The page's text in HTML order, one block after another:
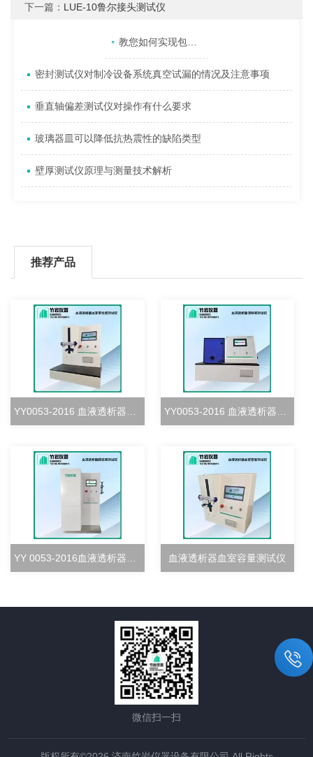
下一篇： LUE-10鲁尔接头测试仪
相关文章 教您如何实现包装材料厚度的自动测试
密封测试仪对制冷设备系统真空试漏的情况及注意事项
垂直轴偏差测试仪对操作有什么要求
玻璃器皿可以降低抗热震性的缺陷类型
壁厚测试仪原理与测量技术解析
推荐产品
YY0053-2016 血液透析器血室密合度测试仪 YY0053-2016 血液透析器清除率测试仪
YY 0053-2016血液透析器超滤率测试仪 血液透析器血室容量测试仪
微信扫一扫